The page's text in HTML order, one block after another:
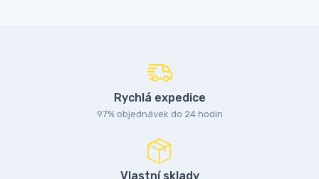
Rychlá expedice
97% objednávek do 24 hodin
Vlastní sklady